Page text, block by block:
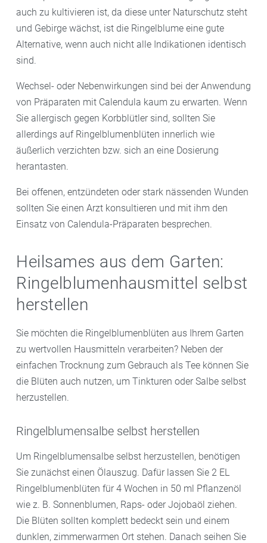
täglich Linderung verschaffen.
auch zu kultivieren ist, da diese unter Naturschutz steht
und Gebirge wächst, ist die Ringelblume eine gute
Alternative, wenn auch nicht alle Indikationen identisch
sind.
Wechsel- oder Nebenwirkungen sind bei der Anwendung
von Präparaten mit Calendula kaum zu erwarten. Wenn
Sie allergisch gegen Korbblütler sind, sollten Sie
allerdings auf Ringelblumenblüten innerlich wie
äußerlich verzichten bzw. sich an eine Dosierung
herantasten.
Bei offenen, entzündeten oder stark nässenden Wunden
sollten Sie einen Arzt konsultieren und mit ihm den
Einsatz von Calendula-Präparaten besprechen.
Heilsames aus dem Garten:
Ringelblumenhausmittel selbst
herstellen
Sie möchten die Ringelblumenblüten aus Ihrem Garten
zu wertvollen Hausmitteln verarbeiten? Neben der
einfachen Trocknung zum Gebrauch als Tee können Sie
die Blüten auch nutzen, um Tinkturen oder Salbe selbst
herzustellen.
Ringelblumensalbe selbst herstellen
Um Ringelblumensalbe selbst herzustellen, benötigen
Sie zunächst einen Ölauszug. Dafür lassen Sie 2 EL
Ringelblumenblüten für 4 Wochen in 50 ml Pflanzenöl
wie z. B. Sonnenblumen, Raps- oder Jojobaöl ziehen.
Die Blüten sollten komplett bedeckt sein und einem
dunklen, zimmerwarmen Ort stehen. Danach seihen Sie